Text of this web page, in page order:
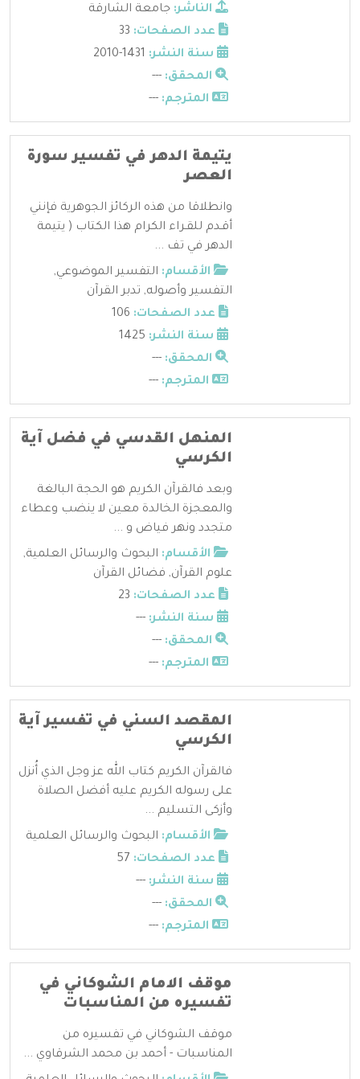
الناشر: جامعة الشارقة
عدد الصفحات:
سنة النشر:
المحقق: ---
المترجم: ---
يتيمة الدهر في تفسير سورة
العصر
وانطلاقا من هذه الركائز الجوهرية فإنني
أقـدم للقـراء الكرام هذا الكتاب ( يتيمة
الدهر في تف ...
الأقسام: التفسير الموضوعي,
التفسير وأصوله, تدبر القرآن
عدد الصفحات:
سنة النشر:
المحقق: ---
المترجم: ---
المنهل القدسي في فضل آية
الكرسي
وبعد فالقرآن الكريم هو الحجة البالغة
والمعجزة الخالدة معين لا ينضب وعطاء
متجدد ونهر فياض و ...
الأقسام: البحوث والرسائل العلمية,
علوم القرآن, فضائل القرآن
عدد الصفحات:
سنة النشر: ---
المحقق: ---
المترجم: ---
المقصد السني في تفسير آية
الكرسي
فالقرآن الكريم كتاب الله عز وجل الذي أُنزل
على رسوله الكريم عليه أفضل الصلاة
وأزكى التسليم ...
الأقسام: البحوث والرسائل العلمية
عدد الصفحات:
سنة النشر: ---
المحقق: ---
المترجم: ---
موقف الامام الشوكاني في
تفسيره من المناسبات
موقف الشوكاني في تفسيره من
المناسبات - أحمد بن محمد الشرقاوي ...